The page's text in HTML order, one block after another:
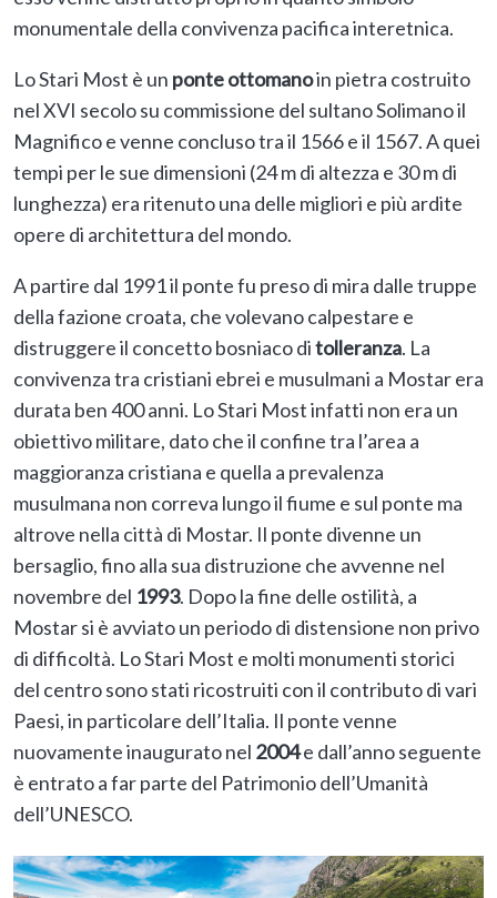
monumentale della convivenza pacifica interetnica.
Lo Stari Most è un ponte ottomanoin pietra costruito
nel XVI secolo su commissione del sultano Solimano il
Magnifico e venne concluso tra il 1566 e il 1567. A quei
tempi per le sue dimensioni (24 m di altezza e 30 m di
lunghezza) era ritenuto una delle migliori e più ardite
opere di architettura del mondo.
A partire dal 1991 il ponte fu preso di mira dalle truppe
della fazione croata, che volevano calpestare e
distruggere il concetto bosniaco ditolleranza. La
convivenza tra cristiani ebrei e musulmani a Mostar era
durata ben 400 anni. Lo Stari Most infatti non era un
obiettivo militare, dato che il confine tra l’area a
maggioranza cristiana e quella a prevalenza
musulmana non correva lungo il fiume e sul ponte ma
altrove nella città di Mostar. Il ponte divenne un
bersaglio, fino alla sua distruzione che avvenne nel
novembre del 1993. Dopo la fine delle ostilità, a
Mostar si è avviato un periodo di distensione non privo
di difficoltà. Lo Stari Most e molti monumenti storici
del centro sono stati ricostruiti con il contributo di vari
Paesi, in particolare dell’Italia. Il ponte venne
nuovamente inaugurato nel 2004e dall’anno seguente
è entrato a far parte del Patrimonio dell’Umanità
dell’UNESCO.